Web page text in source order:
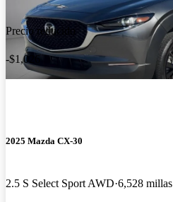
Precio reducido
-$1,026
2025 Mazda CX-30
2.5 S Select Sport AWD 6,528 millas